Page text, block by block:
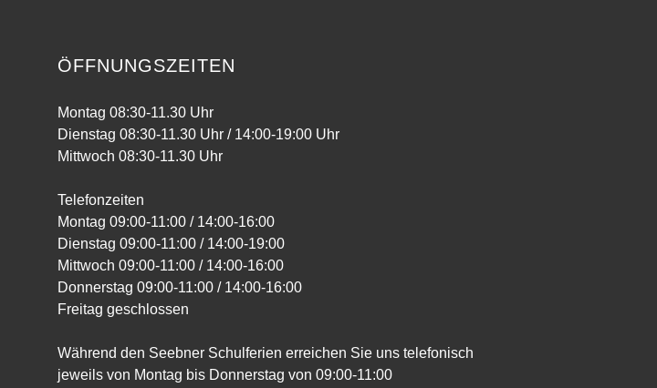
ÖFFNUNGSZEITEN
Montag 08:30-11.30 Uhr
Dienstag 08:30-11.30 Uhr / 14:00-19:00 Uhr
Mittwoch 08:30-11.30 Uhr
Telefonzeiten
Montag 09:00-11:00 / 14:00-16:00
Dienstag 09:00-11:00 / 14:00-19:00
Mittwoch 09:00-11:00 / 14:00-16:00
Donnerstag 09:00-11:00 / 14:00-16:00
Freitag geschlossen
Während den Seebner Schulferien erreichen Sie uns telefonisch
jeweils von Montag bis Donnerstag von 09:00-11:00